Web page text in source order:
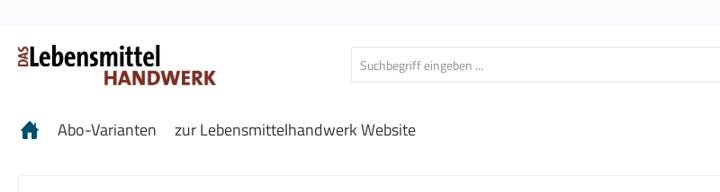
Abo-Varianten zur Lebensmittelhandwerk Website